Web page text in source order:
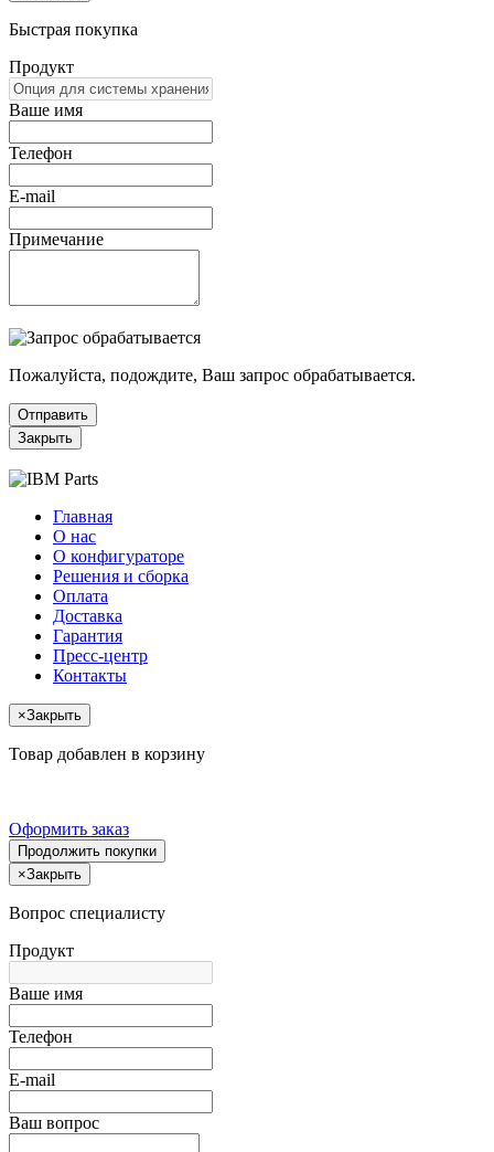
Быстрая покупка
Продукт
Ваше имя
Телефон
E-mail
Примечание
Пожалуйста, подождите, Ваш запрос обрабатывается.
Отправить
Закрыть
Главная
О нас
О конфигураторе
Решения и сборка
Оплата
Доставка
Гарантия
Пресс-центр
Контакты
×Закрыть
Товар добавлен в корзину
Оформить заказ
Продолжить покупки
×Закрыть
Вопрос специалисту
Продукт
Ваше имя
Телефон
E-mail
Ваш вопрос